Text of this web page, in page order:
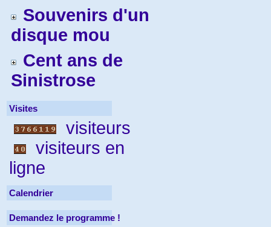
Souvenirs d'un
disque mou
Cent ans de
Sinistrose
Visites
visiteurs
visiteurs en
ligne
Calendrier
Demandez le programme !